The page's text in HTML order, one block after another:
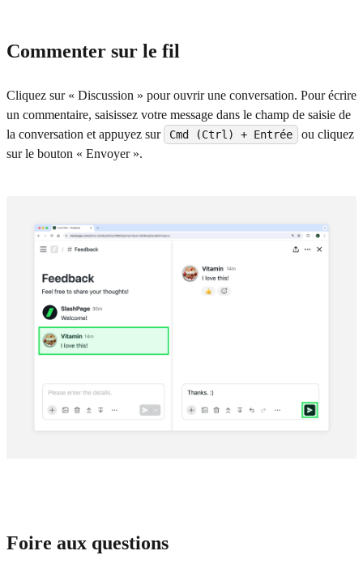
Commenter sur le fil
Cliquez sur « Discussion » pour ouvrir une conversation. Pour écrire
un commentaire, saisissez votre message dans le champ de saisie de
la conversation et appuyez sur
Cmd (Ctrl) + Entrée
ou cliquez
sur le bouton « Envoyer ».
Foire aux questions